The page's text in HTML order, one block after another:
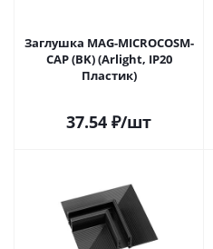
Заглушка MAG-MICROCOSM-
CAP (BK) (Arlight, IP20
Пластик)
37.54 ₽/шт